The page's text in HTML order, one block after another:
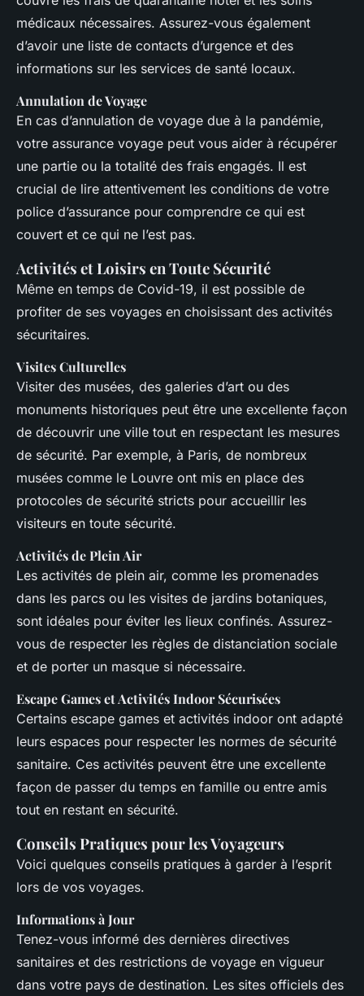
médicaux nécessaires. Assurez-vous également
d’avoir une liste de contacts d’urgence et des
informations sur les services de santé locaux.
Annulation de Voyage
En cas d’annulation de voyage due à la pandémie,
votre assurance voyage peut vous aider à récupérer
une partie ou la totalité des frais engagés. Il est
crucial de lire attentivement les conditions de votre
police d’assurance pour comprendre ce qui est
couvert et ce qui ne l’est pas.
Activités et Loisirs en Toute Sécurité
Même en temps de Covid-19, il est possible de
profiter de ses voyages en choisissant des activités
sécuritaires.
Visites Culturelles
Visiter des musées, des galeries d’art ou des
monuments historiques peut être une excellente façon
de découvrir une ville tout en respectant les mesures
de sécurité. Par exemple, à Paris, de nombreux
musées comme le Louvre ont mis en place des
protocoles de sécurité stricts pour accueillir les
visiteurs en toute sécurité.
Activités de Plein Air
Les activités de plein air, comme les promenades
dans les parcs ou les visites de jardins botaniques,
sont idéales pour éviter les lieux confinés. Assurez-
vous de respecter les règles de distanciation sociale
et de porter un masque si nécessaire.
Escape Games et Activités Indoor Sécurisées
Certains escape games et activités indoor ont adapté
leurs espaces pour respecter les normes de sécurité
sanitaire. Ces activités peuvent être une excellente
façon de passer du temps en famille ou entre amis
tout en restant en sécurité.
Conseils Pratiques pour les Voyageurs
Voici quelques conseils pratiques à garder à l’esprit
lors de vos voyages.
Informations à Jour
Tenez-vous informé des dernières directives
sanitaires et des restrictions de voyage en vigueur
dans votre pays de destination. Les sites officiels des